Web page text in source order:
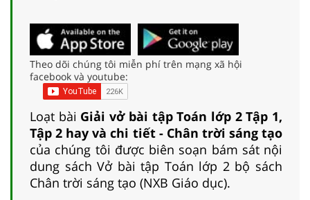
Theo dõi chúng tôi miễn phí trên mạng xã hội
facebook và youtube:
Loạt bài Giải vở bài tập Toán lớp 2 Tập 1,
Tập 2 hay và chi tiết - Chân trời sáng tạo
của chúng tôi được biên soạn bám sát nội
dung sách Vở bài tập Toán lớp 2 bộ sách
Chân trời sáng tạo (NXB Giáo dục).